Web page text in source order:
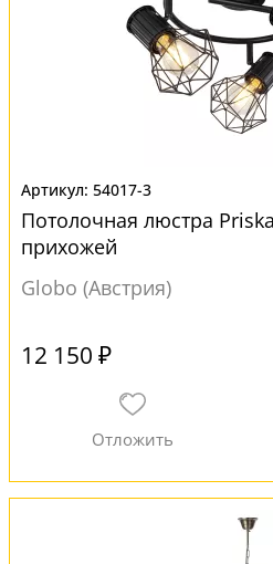
54017-3
Потолочная люстра
прихожей
Globo (Австрия)
12 150 ₽